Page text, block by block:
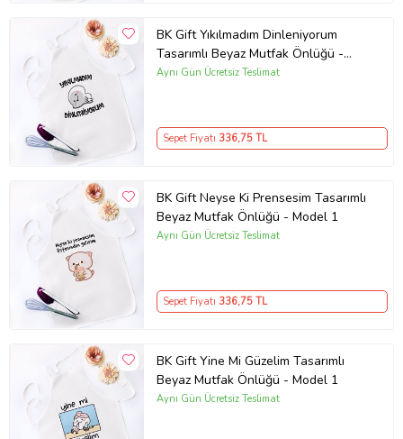
BK Gift Yıkılmadım Dinleniyorum
Tasarımlı Beyaz Mutfak Önlüğü -
Model 1
Aynı Gün Ücretsiz Teslimat
Sepet Fiyatı 336,75 TL
BK Gift Neyse Ki Prensesim Tasarımlı
Beyaz Mutfak Önlüğü - Model 1
Aynı Gün Ücretsiz Teslimat
Sepet Fiyatı 336,75 TL
BK Gift Yine Mi Güzelim Tasarımlı
Beyaz Mutfak Önlüğü - Model 1
Aynı Gün Ücretsiz Teslimat